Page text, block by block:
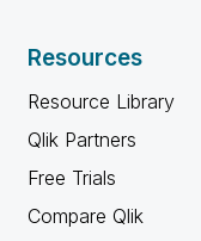
Resources
Resource Library
Qlik Partners
Free Trials
Compare Qlik